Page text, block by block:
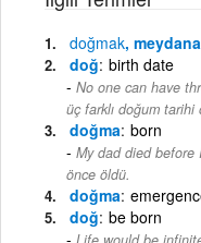
doğmak,
doğ birth date
No one can have
üç farklı doğum tarihi
doğma born
My dad died before
önce öldü.
doğma
doğ be born